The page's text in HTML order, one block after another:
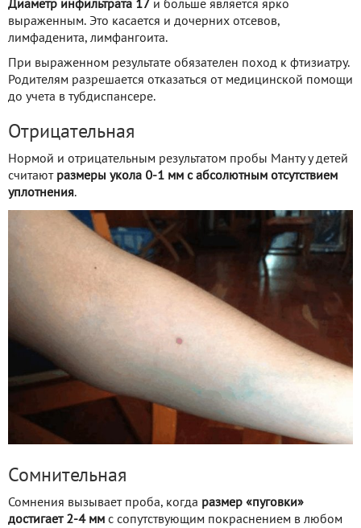
Диаметр инфильтрата 17 и больше является ярко
выраженным. Это касается и дочерних отсевов,
лимфаденита, лимфангоита.
При выраженном результате обязателен поход к фтизиатру.
Родителям разрешается отказаться от медицинской помощи
до учета в тубдиспансере.
Отрицательная
Нормой и отрицательным результатом пробы Манту у детей
считают размеры укола 0-1 мм с абсолютным отсутствием
уплотнения.
Сомнительная
Сомнения вызывает проба, когда размер «пуговки»
достигает 2-4 мм с сопутствующим покраснением в любом